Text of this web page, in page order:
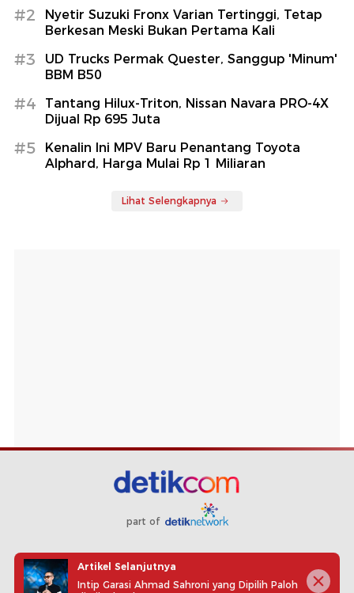
#2
Nyetir Suzuki Fronx Varian Tertinggi, Tetap
Berkesan Meski Bukan Pertama Kali
#3
UD Trucks Permak Quester, Sanggup 'Minum'
BBM B50
#4
Tantang Hilux-Triton, Nissan Navara PRO-4X
Dijual Rp 695 Juta
#5
Kenalin Ini MPV Baru Penantang Toyota
Alphard, Harga Mulai Rp 1 Miliaran
Lihat Selengkapnya
part of
Redaksi Pedoman Media Siber Karir
Kotak Pos
Info Iklan
Privacy Policy Disclaimer
Artikel Selanjutnya
Intip Garasi Ahmad Sahroni yang Dipilih Paloh